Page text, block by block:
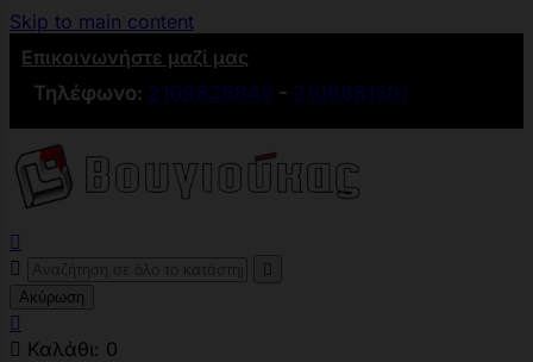
Skip to main content
Επικοινωνήστε μαζί μας
Τηλέφωνο: 2109836846 - 2109881501



Ακύρωση

 Καλάθι: 0